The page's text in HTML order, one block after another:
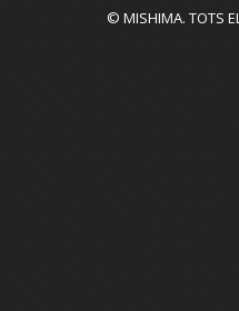
© MISHIMA. TOTS